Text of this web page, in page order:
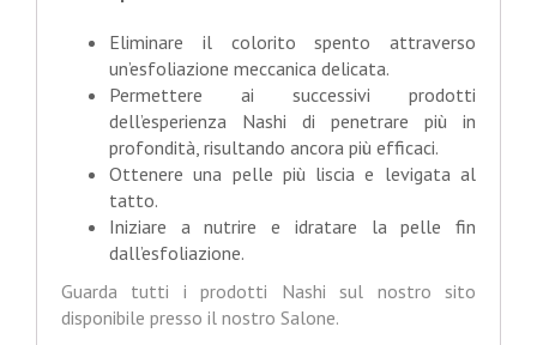
Eliminare il colorito spento attraverso
un’esfoliazione meccanica delicata.
Permettere ai successivi prodotti
dell’esperienza Nashi di penetrare più in
profondità, risultando ancora più efficaci.
Ottenere una pelle più liscia e levigata al
tatto.
Iniziare a nutrire e idratare la pelle fin
dall’esfoliazione.
Guarda tutti i prodotti Nashi sul nostro sito
disponibile presso il nostro Salone.